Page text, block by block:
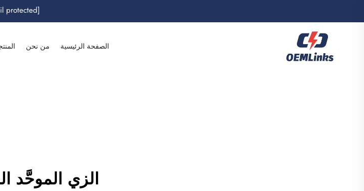
protected]
الصفحة الرئيسية من نحن
الزي